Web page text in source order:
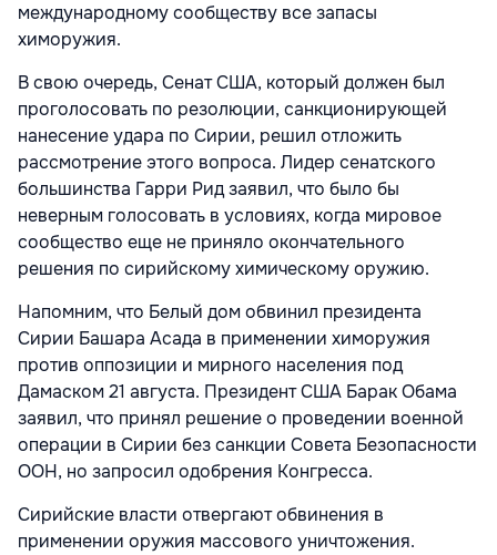
международному сообществу все запасы
химоружия.
В свою очередь, Сенат США, который должен был
проголосовать по резолюции, санкционирующей
нанесение удара по Сирии, решил отложить
рассмотрение этого вопроса. Лидер сенатского
большинства Гарри Рид заявил, что было бы
неверным голосовать в условиях, когда мировое
сообщество еще не приняло окончательного
решения по сирийскому химическому оружию.
Напомним, что Белый дом обвинил президента
Сирии Башара Асада в применении химоружия
против оппозиции и мирного населения под
Дамаском 21 августа. Президент США Барак Обама
заявил, что принял решение о проведении военной
операции в Сирии без санкции Совета Безопасности
ООН, но запросил одобрения Конгресса.
Сирийские власти отвергают обвинения в
применении оружия массового уничтожения.